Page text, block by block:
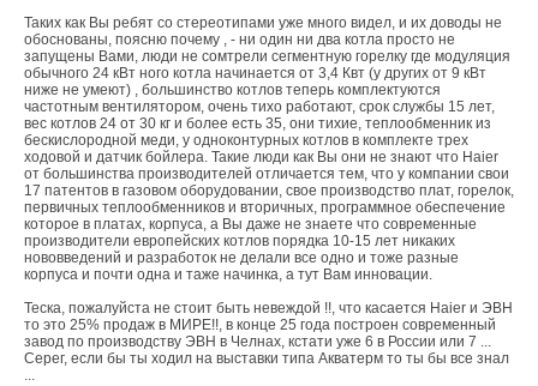
Таких как Вы ребят со стереотипами уже много видел, и их доводы не
обоснованы, поясню почему , - ни один ни два котла просто не
запущены Вами, люди не сомтрели сегментную горелку где модуляция
обычного 24 кВт ного котла начинается от 3,4 Квт (у других от 9 кВт
ниже не умеют) , большинство котлов теперь комплектуются
частотным вентилятором, очень тихо работают, срок службы 15 лет,
вес котлов 24 от 30 кг и более есть 35, они тихие, теплообменник из
бескислородной меди, у одноконтурных котлов в комплекте трех
ходовой и датчик бойлера. Такие люди как Вы они не знают что Haier
от большинства производителей отличается тем, что у компании свои
17 патентов в газовом оборудовании, свое производство плат, горелок,
первичных теплообменников и вторичных, программное обеспечение
которое в платах, корпуса, а Вы даже не знаете что современные
производители европейских котлов порядка 10-15 лет никаких
нововведений и разработок не делали все одно и тоже разные
корпуса и почти одна и таже начинка, а тут Вам инновации.
Теска, пожалуйста не стоит быть невеждой !!, что касается Haier и ЭВН
то это 25% продаж в МИРЕ!!, в конце 25 года построен современный
завод по производству ЭВН в Челнах, кстати уже 6 в России или 7 ...
Серег, если бы ты ходил на выставки типа Акватерм то ты бы все знал
...